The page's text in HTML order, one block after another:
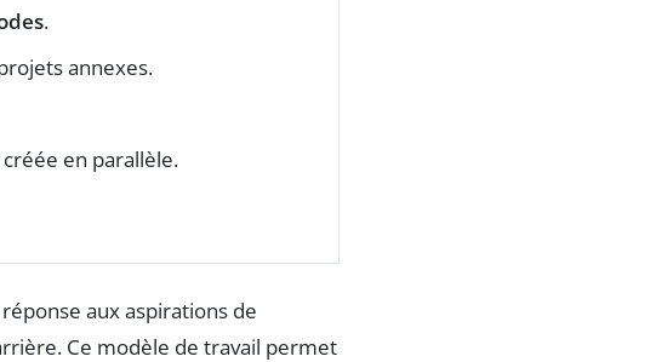
.
annexes.
en parallèle.
aux aspirations de
Ce modèle de travail permet